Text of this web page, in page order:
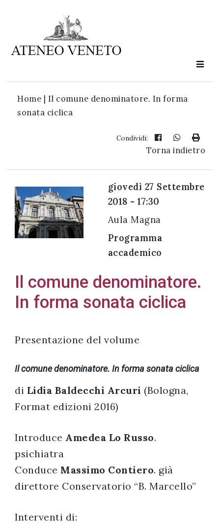
Home | Il comune denominatore. In forma
sonata ciclica
Condividi:
Torna indietro
giovedì 27 Settembre
2018 - 17:30
Aula Magna
Programma
accademico
Il comune denominatore.
In forma sonata ciclica
Presentazione del volume
Il comune denominatore. In forma sonata ciclica
di Lidia Baldecchi Arcuri (Bologna,
Format edizioni 2016)
Introduce Amedea Lo Russo.
psichiatra
Conduce Massimo Contiero. già
direttore Conservatorio “B. Marcello”
Interventi di:
Ateneo
è
cultura
Acconsento
all'uso dei
miei dati
con il
legislativo
196/03
avvenuta con
successo!